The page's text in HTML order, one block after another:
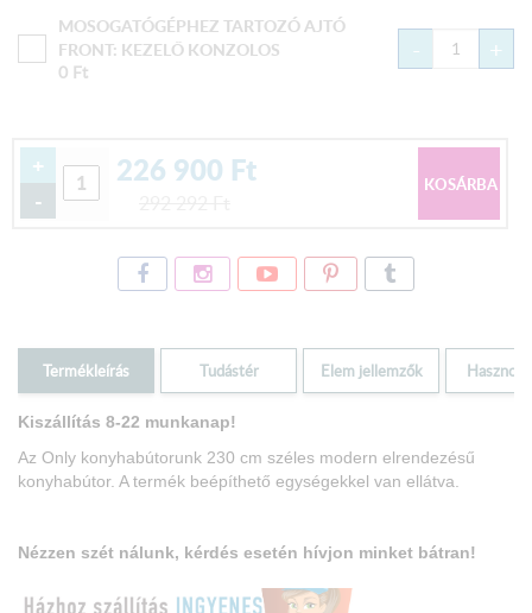
MOSOGATÓGÉPHEZ TARTOZÓ AJTÓ
FRONT: KEZELŐ KONZOLOS
0 Ft
- +
+
-
226 900 Ft
Termékleírás Tudástér Elem jellemzők Hasznos
Kiszállítás 8-22 munkanap!
Az Only konyhabútorunk 230 cm széles modern elrendezésű
konyhabútor. A termék beépíthető egységekkel van ellátva.
Nézzen szét nálunk, kérdés esetén hívjon minket bátran!